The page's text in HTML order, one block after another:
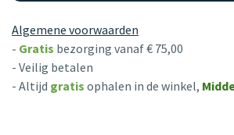
Algemene voorwaarden
- Gratis bezorging vanaf € 75,00
- Veilig betalen
- Altijd gratis ophalen in de winkel,